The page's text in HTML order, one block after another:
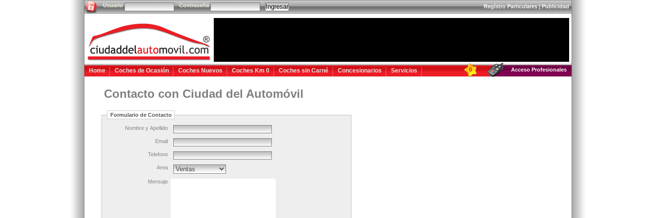
Usuario Contraseña Regístro Particulares|Publicidad
Home Coches de Ocasión Coches Nuevos Coches Km 0 Coches sin Carné Concesionarios Servicios 0 Acceso Profesionales
Contacto con Ciudad del Automóvil
Formulario de Contacto
Nombre y Apellido
Email
Telefono
Area
Mensaje